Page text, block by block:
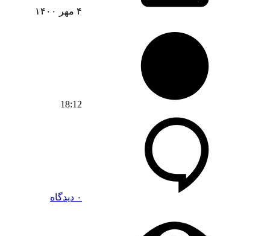
۴ مهر ۱۴۰۰
18:12
۰ دیدگاه